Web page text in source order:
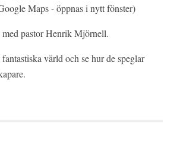
Maps - öppnas i nytt fönster)
med pastor Henrik Mjörnell.
värld och se hur de speglar